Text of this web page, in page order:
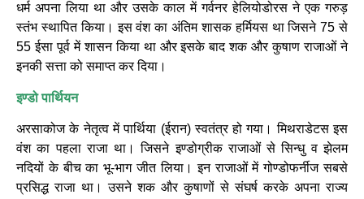
धर्म अपना लिया था और उसके काल में गर्वनर हेलियोडोरस ने एक गरुड़
स्तंभ स्थापित किया। इस वंश का अंतिम शासक हर्मियस था जिसने 75 से
55 ईसा पूर्व में शासन किया था और इसके बाद शक और कुषाण राजाओं ने
इनकी सत्ता को समाप्त कर दिया।
इण्डो पार्थियन
अरसाकोज के नेतृत्व में पार्थिया (ईरान) स्वतंत्र हो गया। मिथराडेटस इस
वंश का पहला राजा था। जिसने इण्डोग्रीक राजाओं से सिन्धु व झेलम
नदियों के बीच का भू-भाग जीत लिया। इन राजाओं में गोण्डोफर्नीज सबसे
प्रसिद्ध राजा था। उसने शक और कुषाणों से संघर्ष करके अपना राज्य